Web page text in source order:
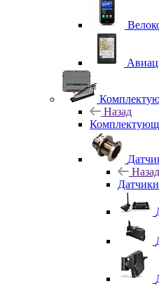
Назад
Назад